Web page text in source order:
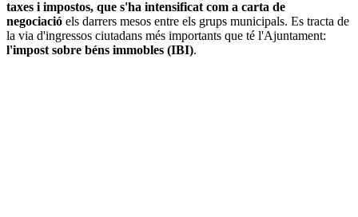
taxes i impostos, que s'ha intensificat com a carta de
negociació els darrers mesos entre els grups municipals. Es tracta de
la via d'ingressos ciutadans més importants que té l'Ajuntament:
l'impost sobre béns immobles (IBI).